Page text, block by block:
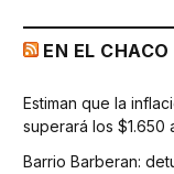
EN EL CHACO
Estiman que la
superará los $1.650
Barrio Barberan: